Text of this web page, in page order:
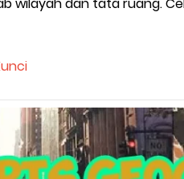
Pengajar Jaman Sekarang
Soal OSK Geografi
Prediksi Soal OSK Geografi
Soal OSK Geografi